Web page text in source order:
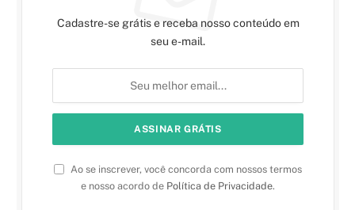
Cadastre-se grátis e receba nosso conteúdo em
seu e-mail.
Ao se inscrever, você concorda com nossos termos
e nosso acordo de Política de Privacidade.